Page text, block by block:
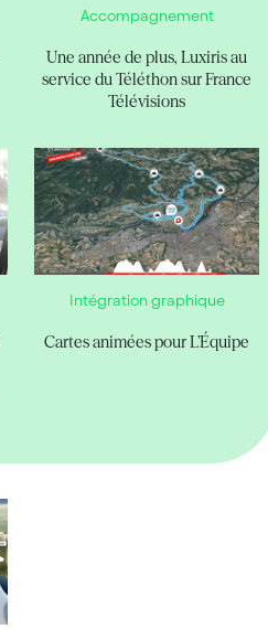
Accompagnement
Une année de plus, Luxiris au
service du Téléthon sur France
Télévisions
Intégration graphique
Cartes animées pour L’Équipe